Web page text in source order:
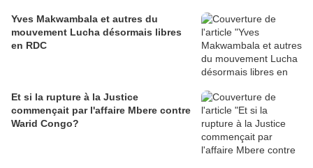
Yves Makwambala et autres du
mouvement Lucha désormais libres
en RDC
Et si la rupture à la Justice
commençait par l'affaire Mbere contre
Warid Congo?